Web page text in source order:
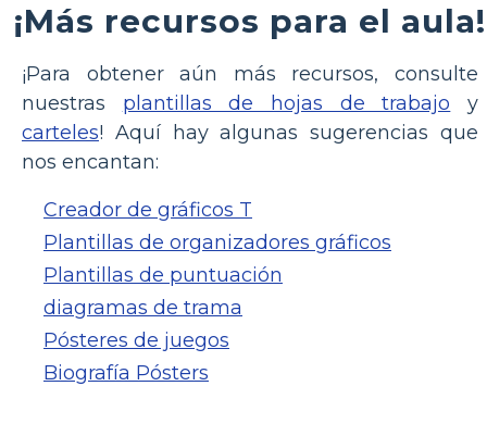
¡Más recursos para el aula!
¡Para obtener aún más recursos, consulte
nuestras plantillas de hojas de trabajo y
carteles! Aquí hay algunas sugerencias que
nos encantan:
Creador de gráficos T
Plantillas de organizadores gráficos
Plantillas de puntuación
diagramas de trama
Pósteres de juegos
Biografía Pósters